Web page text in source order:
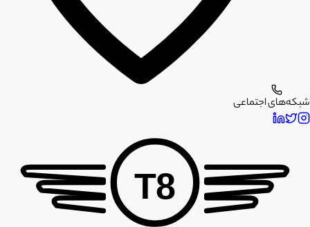
شبکه‌های اجتماعی
T8